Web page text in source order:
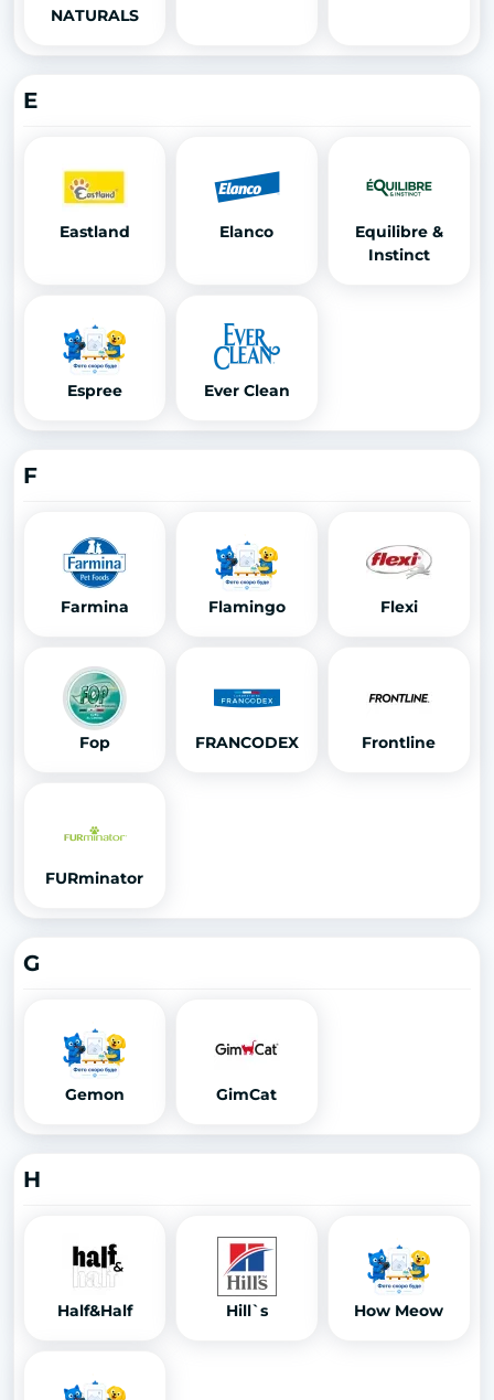
NATURALS
E
Eastland Elanco
Equilibre &
Instinct
Espree Ever Clean
F
Farmina Flamingo Flexi
Fop FRANCODEX Frontline
FURminator
G
Gemon GimCat
H
Half&Half Hill`s How Meow